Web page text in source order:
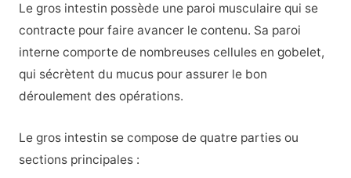
Le gros intestin possède une paroi musculaire qui se
contracte pour faire avancer le contenu. Sa paroi
interne comporte de nombreuses cellules en gobelet,
qui sécrètent du mucus pour assurer le bon
déroulement des opérations.
Le gros intestin se compose de quatre parties ou
sections principales :